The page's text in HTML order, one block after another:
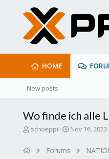
HOME
New posts
Wo finde ich alle
T
schoeppi
S
Nov 16, 2023
Forums